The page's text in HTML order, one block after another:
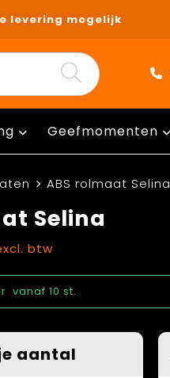
levering mogelijk
Geefmomenten
ABS rolmaat Selina
Selina
btw
vanaf 10 st.
aantal